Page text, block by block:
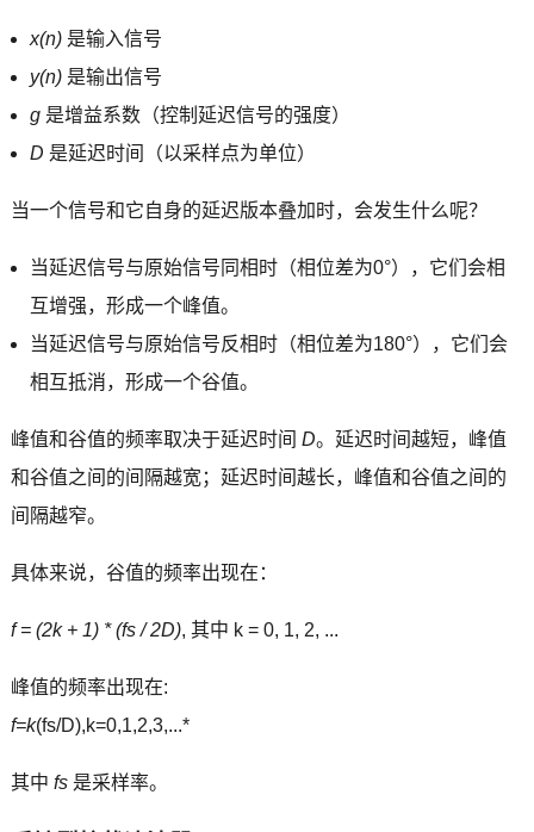
x(n)是输入信号
y(n)是输出信号
g是增益系数（控制延迟信号的强度）
D 是延迟时间（以采样点为单位）
当一个信号和它自身的延迟版本叠加时，会发生什么呢？
当延迟信号与原始信号同相时（相位差为0°），它们会相
互增强，形成一个峰值。
当延迟信号与原始信号反相时（相位差为180°），它们会
相互抵消，形成一个谷值。
峰值和谷值的频率取决于延迟时间 D。延迟时间越短，峰值
和谷值之间的间隔越宽；延迟时间越长，峰值和谷值之间的
间隔越窄。
具体来说，谷值的频率出现在：
f = (2k + 1) * (fs / 2D), 其中 k = 0, 1, 2, ...
峰值的频率出现在:
f=k(fs/D),k=0,1,2,3,...*
其中 fs是采样率。